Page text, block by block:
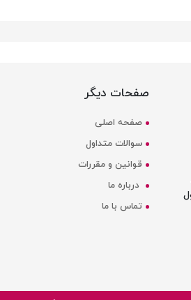
صفحات دیگر
صفحه اصلی
سوالات متداول
قوانین و مقررات
درباره ما
تماس با ما